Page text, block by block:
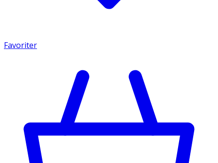
Favoriter